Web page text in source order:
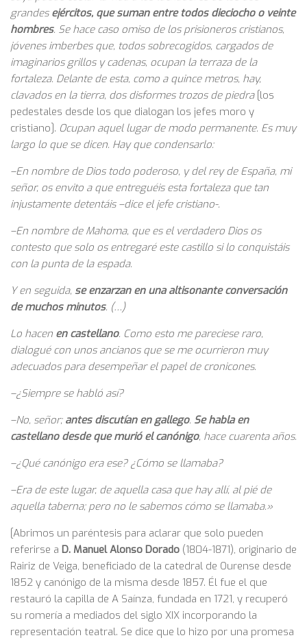
grandesejércitos, que suman entre todos dieciocho o veinte
hombres. Se hace caso omiso de los prisioneros cristianos,
jóvenes imberbes que, todos sobrecogidos, cargados de
imaginarios grillos y cadenas, ocupan la terraza de la
fortaleza. Delante de esta, como a quince metros, hay,
clavados en la tierra, dos disformes trozos de piedra [los
pedestales desde los que dialogan los jefes moro y
cristiano]. Ocupan aquel lugar de modo permanente. Es muy
largo lo que se dicen. Hay que condensarlo:
–En nombre de Dios todo poderoso, y del rey de España, mi
señor, os envito a que entreguéis esta fortaleza que tan
injustamente detentáis –dice el jefe cristiano-.
–En nombre de Mahoma, que es el verdadero Dios os
contesto que solo os entregaré este castillo si lo conquistáis
con la punta de la espada.
Y en seguida, se enzarzan en una altisonante conversación
de muchos minutos. (…)
Lo hacen en castellano. Como esto me pareciese raro,
dialogué con unos ancianos que se me ocurrieron muy
adecuados para desempeñar el papel de cronicones.
–¿Siempre se habló así?
–No, señor; antes discutían en gallego. Se habla en
castellano desde que murió el canónigo, hace cuarenta años.
–¿Qué canónigo era ese? ¿Cómo se llamaba?
–Era de este lugar, de aquella casa que hay allí, al pié de
aquella taberna; pero no le sabemos cómo se llamaba.»
[Abrimos un paréntesis para aclarar que solo pueden
referirse a D. Manuel Alonso Dorado (1804-1871), originario de
Rairiz de Veiga, beneficiado de la catedral de Ourense desde
1852 y canónigo de la misma desde 1857. Él fue el que
restauró la capilla de A Saínza, fundada en 1721, y recuperó
su romería a mediados del siglo XIX incorporando la
representación teatral. Se dice que lo hizo por una promesa